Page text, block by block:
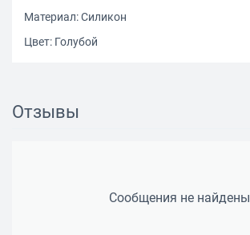
Материал: Силикон
Цвет: Голубой
Отзывы
Сообщения не найдены